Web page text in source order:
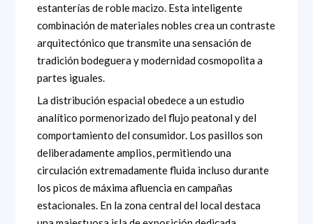
estanterías de roble macizo. Esta inteligente
combinación de materiales nobles crea un contraste
arquitectónico que transmite una sensación de
tradición bodeguera y modernidad cosmopolita a
partes iguales.
La distribución espacial obedece a un estudio
analítico pormenorizado del flujo peatonal y del
comportamiento del consumidor. Los pasillos son
deliberadamente amplios, permitiendo una
circulación extremadamente fluida incluso durante
los picos de máxima afluencia en campañas
estacionales. En la zona central del local destaca